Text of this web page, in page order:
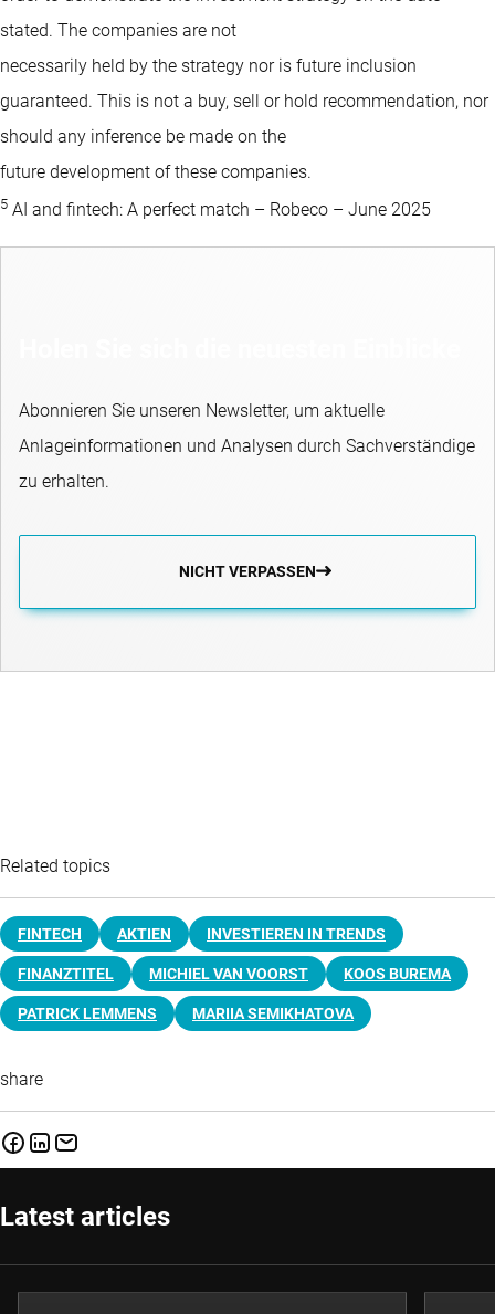
stated. The companies are not
necessarily held by the strategy nor is future inclusion
guaranteed. This is not a buy, sell or hold recommendation, nor
should any inference be made on the
future development of these companies.
5 AI and fintech: A perfect match – Robeco – June 2025
Abonnieren Sie unseren Newsletter, um aktuelle
Anlageinformationen und Analysen durch Sachverständige
zu erhalten.
NICHT VERPASSEN
Related topics
FINTECH AKTIEN INVESTIEREN IN TRENDS
FINANZTITEL MICHIEL VAN VOORST KOOS BUREMA
PATRICK LEMMENS MARIIA SEMIKHATOVA
share
Latest articles